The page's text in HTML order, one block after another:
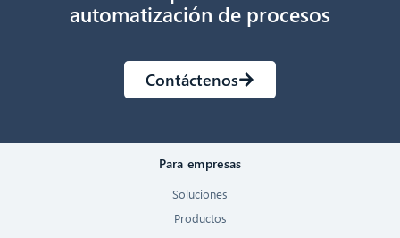
automatización de procesos
Contáctenos
Para empresas
Soluciones
Productos